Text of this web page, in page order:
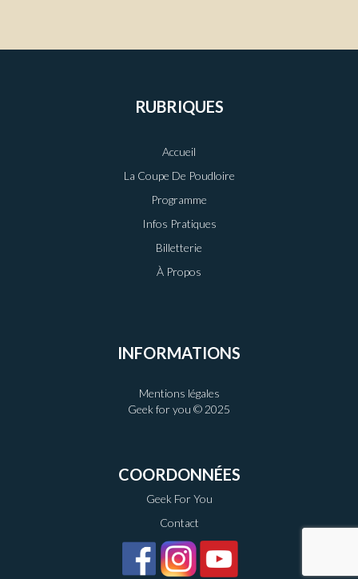
RUBRIQUES
Accueil
La Coupe De Poudloire
Programme
Infos Pratiques
Billetterie
À Propos
INFORMATIONS
Mentions légales
Geek for you © 2025
COORDONNÉES
Geek For You
Contact